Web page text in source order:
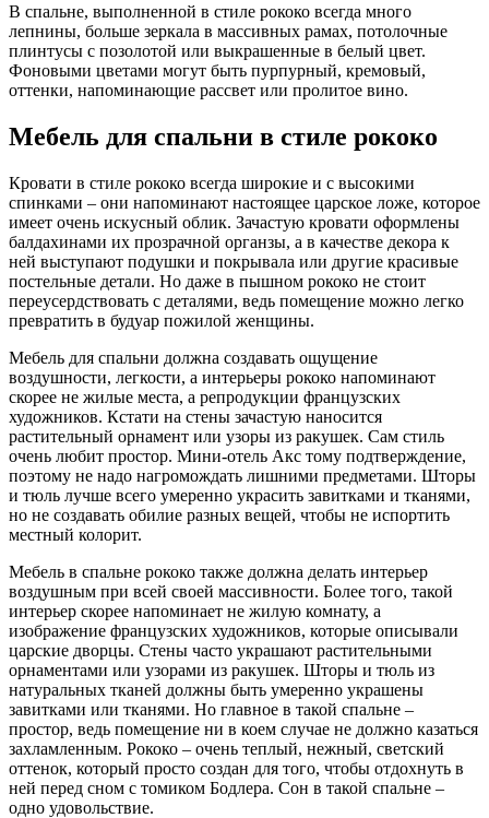
В спальне, выполненной в стиле рококо всегда много
лепнины, больше зеркала в массивных рамах, потолочные
плинтусы с позолотой или выкрашенные в белый цвет.
Фоновыми цветами могут быть пурпурный, кремовый,
оттенки, напоминающие рассвет или пролитое вино.
Мебель для спальни в стиле рококо
Кровати в стиле рококо всегда широкие и с высокими
спинками – они напоминают настоящее царское ложе, которое
имеет очень искусный облик. Зачастую кровати оформлены
балдахинами их прозрачной органзы, а в качестве декора к
ней выступают подушки и покрывала или другие красивые
постельные детали. Но даже в пышном рококо не стоит
переусердствовать с деталями, ведь помещение можно легко
превратить в будуар пожилой женщины.
Мебель для спальни должна создавать ощущение
воздушности, легкости, а интерьеры рококо напоминают
скорее не жилые места, а репродукции французских
художников. Кстати на стены зачастую наносится
растительный орнамент или узоры из ракушек. Сам стиль
очень любит простор. Мини-отель Акс тому подтверждение,
поэтому не надо нагромождать лишними предметами. Шторы
и тюль лучше всего умеренно украсить завитками и тканями,
но не создавать обилие разных вещей, чтобы не испортить
местный колорит.
Мебель в спальне рококо также должна делать интерьер
воздушным при всей своей массивности. Более того, такой
интерьер скорее напоминает не жилую комнату, а
изображение французских художников, которые описывали
царские дворцы. Стены часто украшают растительными
орнаментами или узорами из ракушек. Шторы и тюль из
натуральных тканей должны быть умеренно украшены
завитками или тканями. Но главное в такой спальне –
простор, ведь помещение ни в коем случае не должно казаться
захламленным. Рококо – очень теплый, нежный, светский
оттенок, который просто создан для того, чтобы отдохнуть в
ней перед сном с томиком Бодлера. Сон в такой спальне –
одно удовольствие.